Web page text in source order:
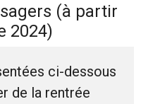
(à partir
2024)
ci-dessous
de la rentrée